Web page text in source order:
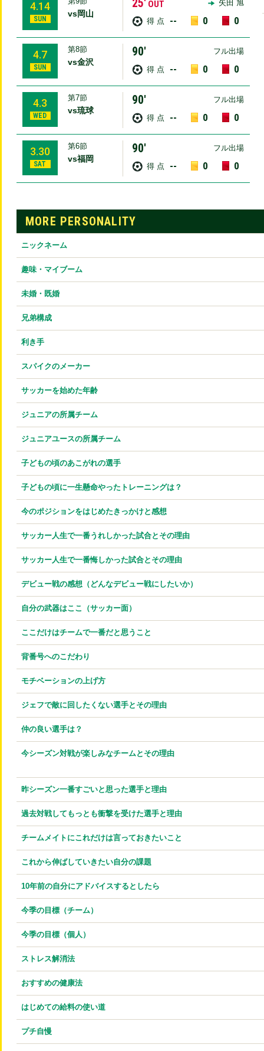
4.14
SUN
vs岡山
25′ OUT 矢田 旭
得 点 -- 0 0
4.7
SUN
第8節
vs金沢
90′ フル出場
得 点 -- 0 0
4.3
WED
第7節
vs琉球
90′ フル出場
得 点 -- 0 0
3.30
SAT
第6節
vs福岡
90′ フル出場
得 点 -- 0 0
MORE PERSONALITY
ニックネーム
趣味・マイブーム
未婚・既婚
兄弟構成
利き手
スパイクのメーカー
サッカーを始めた年齢
ジュニアの所属チーム
ジュニアユースの所属チーム
子どもの頃のあこがれの選手
子どもの頃に一生懸命やったトレーニングは？
今のポジションをはじめたきっかけと感想
サッカー人生で一番うれしかった試合とその理由
サッカー人生で一番悔しかった試合とその理由
デビュー戦の感想（どんなデビュー戦にしたいか）
自分の武器はここ（サッカー面）
ここだけはチームで一番だと思うこと
背番号へのこだわり
モチベーションの上げ方
ジェフで敵に回したくない選手とその理由
仲の良い選手は？
今シーズン対戦が楽しみなチームとその理由
昨シーズン一番すごいと思った選手と理由
過去対戦してもっとも衝撃を受けた選手と理由
チームメイトにこれだけは言っておきたいこと
これから伸ばしていきたい自分の課題
10年前の自分にアドバイスするとしたら
今季の目標（チーム）
今季の目標（個人）
ストレス解消法
おすすめの健康法
はじめての給料の使い道
プチ自慢